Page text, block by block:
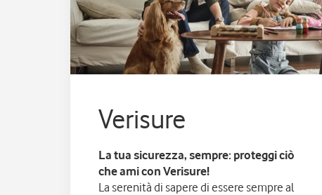
Verisure
La tua sicurezza, sempre: proteggi ciò
che ami con Verisure!
La serenità di sapere di essere sempre al